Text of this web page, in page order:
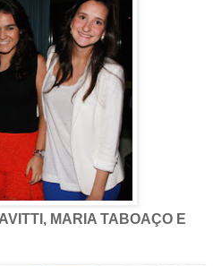
MARIA TABOAÇO E